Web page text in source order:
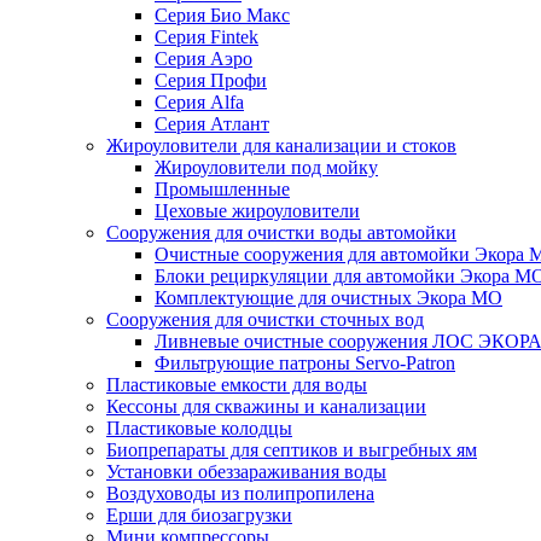
Серия Био Макс
Серия Fintek
Серия Аэро
Серия Профи
Серия Alfa
Серия Атлант
Жироуловители для канализации и стоков
Жироуловители под мойку
Промышленные
Цеховые жироуловители
Сооружения для очистки воды автомойки
Очистные сооружения для автомойки Экора
Блоки рециркуляции для автомойки Экора
Комплектующие для очистных Экора МО
Сооружения для очистки сточных вод
Ливневые очистные сооружения ЛОС ЭКОРА
Фильтрующие патроны Servo-Patron
Пластиковые емкости для воды
Кессоны для скважины и канализации
Пластиковые колодцы
Биопрепараты для септиков и выгребных ям
Установки обеззараживания воды
Воздуховоды из полипропилена
Ерши для биозагрузки
Мини компрессоры